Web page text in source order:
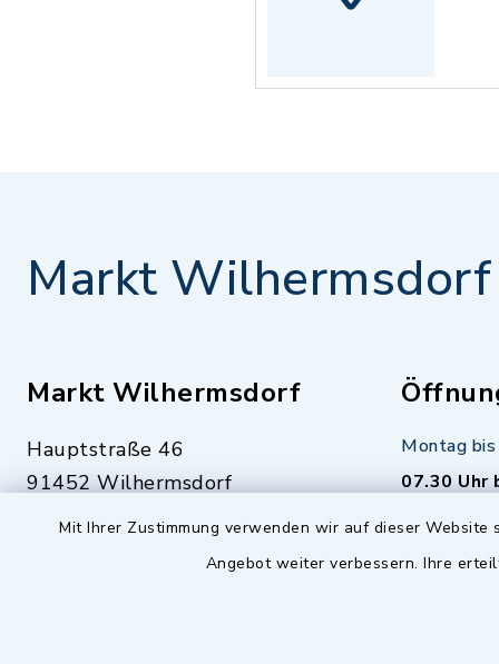
Mit Ihrer Zustimmung verwenden wir auf dieser
Angebot weiter verbessern. Ihre
Markt Wilhermsdorf
Markt Wilhermsdorf
Hauptstraße 46
91452 Wilhermsdorf
09102 9958-0
09102 9958-111
Montag
07.30 Uhr
Dienstag
16.30 bis